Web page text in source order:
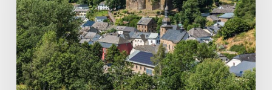
confirme
la
force
de
notre
coopération